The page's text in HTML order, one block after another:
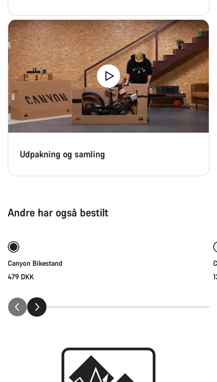
Udpakning og samling
Andre har også bestilt
Tilføj til kurv
Canyon Bikestand
479 DKK
Begynd chat
Luk